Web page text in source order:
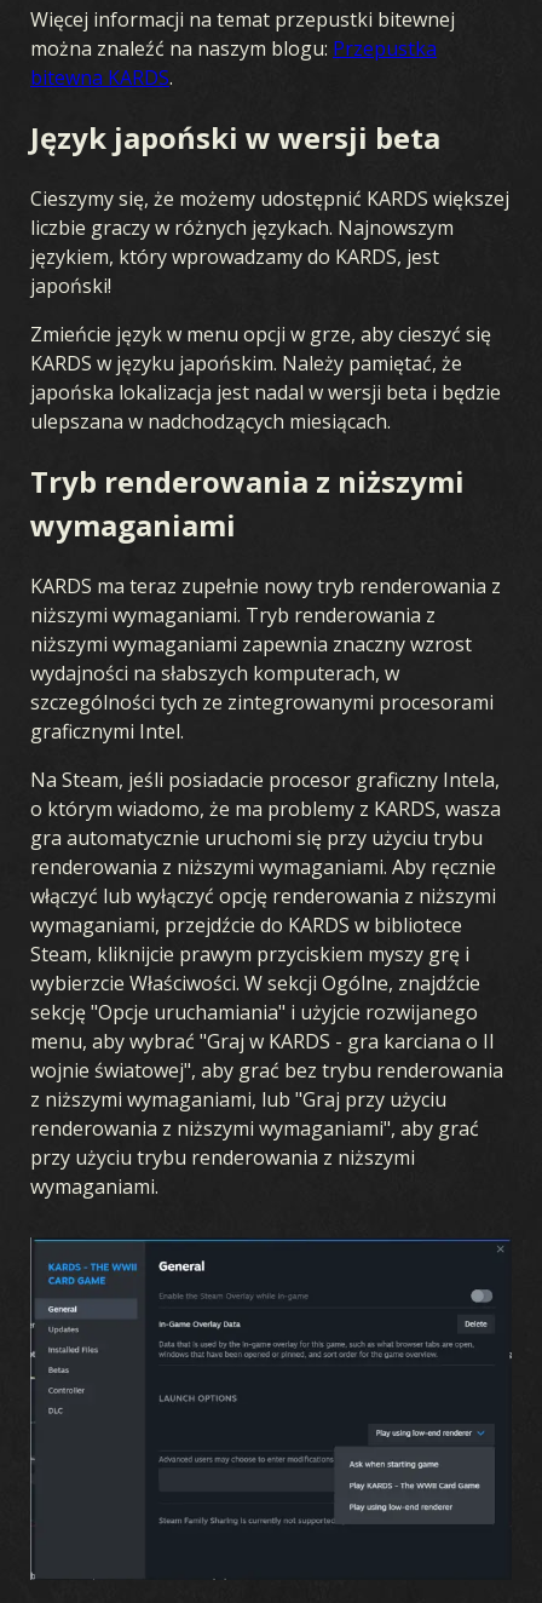
Więcej informacji na temat przepustki bitewnej
można znaleźć na naszym blogu: Przepustka
bitewna KARDS.
Język japoński w wersji beta
Cieszymy się, że możemy udostępnić KARDS większej
liczbie graczy w różnych językach. Najnowszym
językiem, który wprowadzamy do KARDS, jest
japoński!
Zmieńcie język w menu opcji w grze, aby cieszyć się
KARDS w języku japońskim. Należy pamiętać, że
japońska lokalizacja jest nadal w wersji beta i będzie
ulepszana w nadchodzących miesiącach.
Tryb renderowania z niższymi
wymaganiami
KARDS ma teraz zupełnie nowy tryb renderowania z
niższymi wymaganiami. Tryb renderowania z
niższymi wymaganiami zapewnia znaczny wzrost
wydajności na słabszych komputerach, w
szczególności tych ze zintegrowanymi procesorami
graficznymi Intel.
Na Steam, jeśli posiadacie procesor graficzny Intela,
o którym wiadomo, że ma problemy z KARDS, wasza
gra automatycznie uruchomi się przy użyciu trybu
renderowania z niższymi wymaganiami. Aby ręcznie
włączyć lub wyłączyć opcję renderowania z niższymi
wymaganiami, przejdźcie do KARDS w bibliotece
Steam, kliknijcie prawym przyciskiem myszy grę i
wybierzcie Właściwości. W sekcji Ogólne, znajdźcie
sekcję "Opcje uruchamiania" i użyjcie rozwijanego
menu, aby wybrać "Graj w KARDS - gra karciana o II
wojnie światowej", aby grać bez trybu renderowania
z niższymi wymaganiami, lub "Graj przy użyciu
renderowania z niższymi wymaganiami", aby grać
przy użyciu trybu renderowania z niższymi
wymaganiami.
GRA
CZYM JEST KARDS
AKADEMIA KARDS
FAQ
KARTY